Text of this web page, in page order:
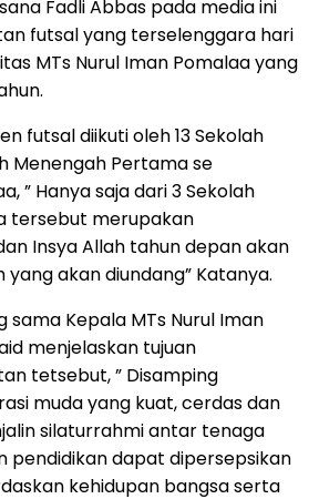
Fadli Abbas pada media ini
futsal yang terselenggara hari
MTs Nurul Iman Pomalaa yang
futsal diikuti oleh 13 Sekolah
Menengah Pertama se
” Hanya saja dari 3 Sekolah
tersebut merupakan
Insya Allah tahun depan akan
yang akan diundang” Katanya.
sama Kepala MTs Nurul Iman
menjelaskan tujuan
tetsebut, ” Disamping
muda yang kuat, cerdas dan
silaturrahmi antar tenaga
pendidikan dapat dipersepsikan
kehidupan bangsa serta